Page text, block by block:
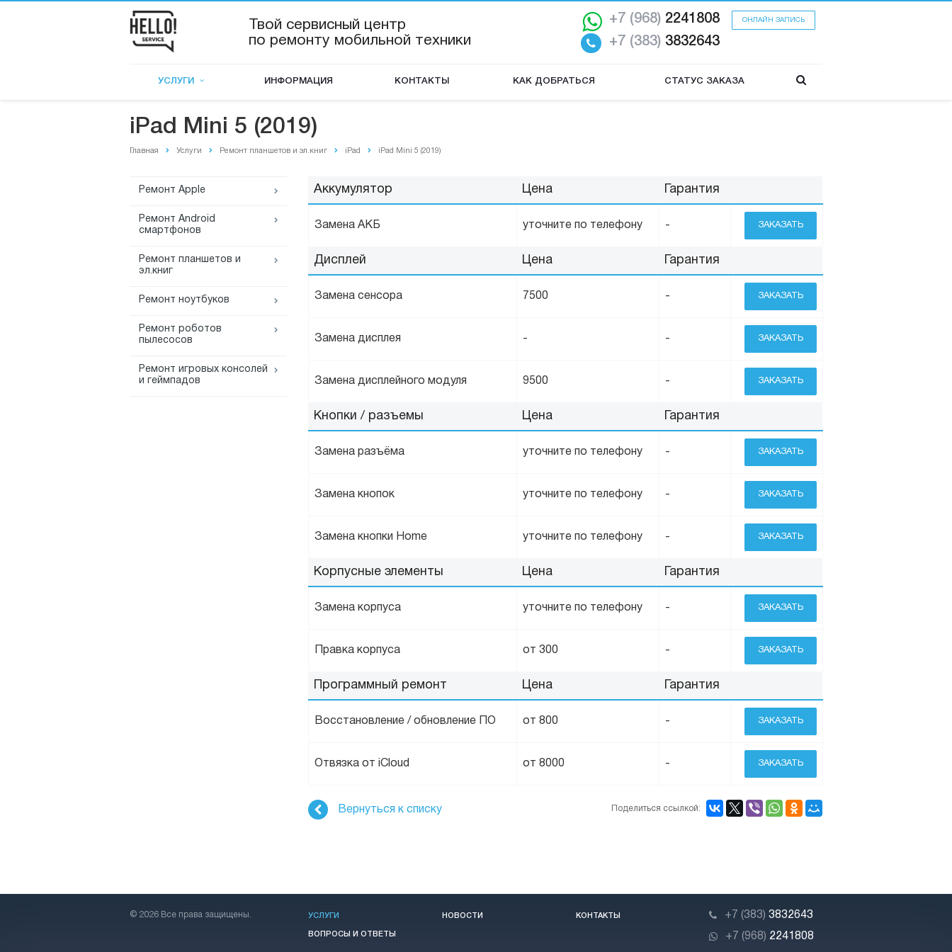
Твой сервисный центр
по ремонту мобильной техники
ОНЛАЙН ЗАПИСЬ
+7 (968) 2241808
+7 (383) 3832643
УСЛУГИ ИНФОРМАЦИЯ КОНТАКТЫ КАК ДОБРАТЬСЯ СТАТУС ЗАКАЗА
iPad Mini 5 (2019)
Главная Услуги Ремонт планшетов и эл.книг iPad iPad Mini 5 (2019)
Ремонт Apple
Ремонт Android
смартфонов
Ремонт планшетов и
эл.книг
Ремонт ноутбуков
Ремонт роботов
пылесосов
Ремонт игровых консолей
и геймпадов
Аккумулятор Цена Гарантия
Замена АКБ уточните по телефону - ЗАКАЗАТЬ
Дисплей Цена Гарантия
Замена сенсора 7500 - ЗАКАЗАТЬ
Замена дисплея - - ЗАКАЗАТЬ
Замена дисплейного модуля 9500 - ЗАКАЗАТЬ
Кнопки / разъемы Цена Гарантия
Замена разъёма уточните по телефону - ЗАКАЗАТЬ
Замена кнопок уточните по телефону - ЗАКАЗАТЬ
Замена кнопки Home уточните по телефону - ЗАКАЗАТЬ
Корпусные элементы Цена Гарантия
Замена корпуса уточните по телефону - ЗАКАЗАТЬ
Правка корпуса от 300 - ЗАКАЗАТЬ
Программный ремонт Цена Гарантия
Восстановление / обновление ПО от 800 - ЗАКАЗАТЬ
Отвязка от iCloud от 8000 - ЗАКАЗАТЬ
Поделиться ссылкой:
Вернуться к списку
© 2026 Все права защищены. УСЛУГИ НОВОСТИ КОНТАКТЫ
ВОПРОСЫ И ОТВЕТЫ
+7 (383) 3832643
+7 (968) 2241808